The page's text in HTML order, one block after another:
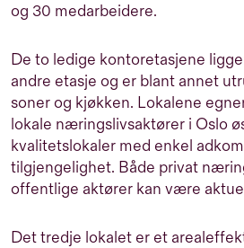
og 30 medarbeidere.
De to ledige kontoretasjene
andre etasje og er blant annet
soner og kjøkken. Lokalene
lokale næringslivsaktører i Oslo
kvalitetslokaler med enkel
tilgjengelighet. Både privat
offentlige aktører kan være
Det tredje lokalet er et